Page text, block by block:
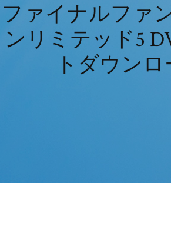
ファイナルファ
ンリミテッド5
トダウンロ